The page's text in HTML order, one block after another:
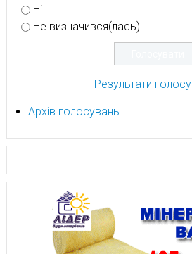
Ні
Не визначився(лась)
Результати
Архів голосувань